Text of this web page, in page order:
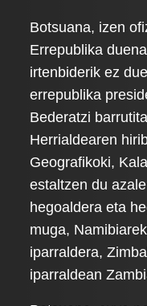
Botsuana, izen
Errepublika
irtenbiderik ez
errepublika
Bederatzi
Herrialdearen
Geografikoki,
estaltzen du
hegoaldera eta
muga,
iparraldera,
iparraldean